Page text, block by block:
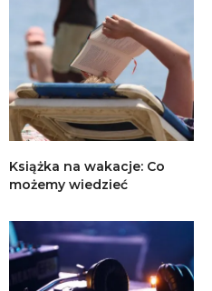
Książka na wakacje: Co
możemy wiedzieć